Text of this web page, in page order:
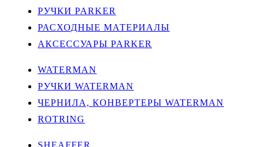
РУЧКИ PARKER
РАСХОДНЫЕ МАТЕРИАЛЫ
АКСЕССУАРЫ PARKER
WATERMAN
РУЧКИ WATERMAN
ЧЕРНИЛА, КОНВЕРТЕРЫ WATERMAN
ROTRING
SHEAFFER